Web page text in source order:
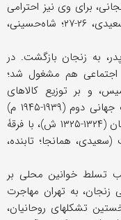
برای وی نیز احترامی
ویژه قائل بود ــ به تدریس هم پرداخت (سعیدی، ۲۶-۲۷؛ شاه‌حسینی،
پدر، به زنجان بازگشت. در
اجتماعی هم مشغول شد؛
و بر توزیع کالاهای
جیره‌بندی‌شده در دورۀ اشغال ایران در جنگ جهانی دوم (۱۹۳۹-۱۹۴۵ م)
نظارت کرد؛ همچنین، در جریان غائلۀ آذربایجان (۱۳۲۴-۱۳۲۵ ش)، با فرقۀ
همانجا؛ تابنده،
زنجانی به‌سبب تسلط خوانین محلی بر
به تهران مهاجرت
تشکلهای روحانیان،